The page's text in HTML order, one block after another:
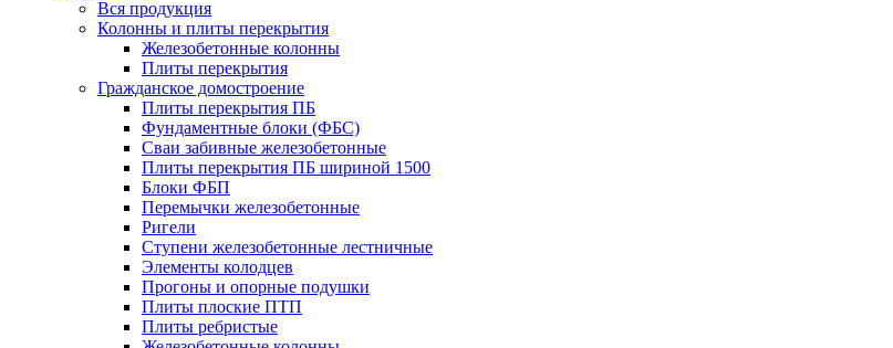
Вся продукция
Колонны и плиты перекрытия
Железобетонные колонны
Плиты перекрытия
Гражданское домостроение
Плиты перекрытия ПБ
Фундаментные блоки (ФБС)
Сваи забивные железобетонные
Плиты перекрытия ПБ шириной 1500
Блоки ФБП
Перемычки железобетонные
Ригели
Ступени железобетонные лестничные
Элементы колодцев
Прогоны и опорные подушки
Плиты плоские ПТП
Плиты ребристые